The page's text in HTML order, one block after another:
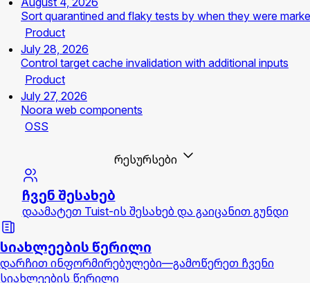
Sort quarantined and flaky tests by when they were
Product
July 28, 2026
Control target cache invalidation with additional inputs
Product
July 27, 2026
Noora web components
OSS
რესურსები
ჩვენ შესახებ
დაამატეთ Tuist-ის შესახებ და გაიცანით გუნდი
სიახლეების წერილი
დარჩით ინფორმირებულები—გამოწერეთ ჩვენი
სიახლეების წერილი